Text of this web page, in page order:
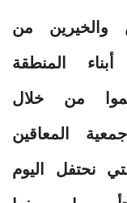
والخيرين من
المنطقة
من خلال
المعاقين
نحتفل اليوم